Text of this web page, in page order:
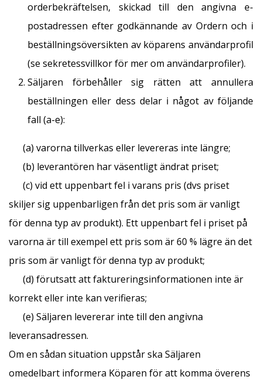
orderbekräftelsen, skickad till den angivna e-
postadressen efter godkännande av Ordern och i
beställningsöversikten av köparens användarprofil
(se sekretessvillkor för mer om användarprofiler).
Säljaren förbehåller sig rätten att annullera
beställningen eller dess delar i något av följande
fall (a-e):
(a) varorna tillverkas eller levereras inte längre;
(b) leverantören har väsentligt ändrat priset;
(c) vid ett uppenbart fel i varans pris (dvs priset
skiljer sig uppenbarligen från det pris som är vanligt
för denna typ av produkt). Ett uppenbart fel i priset på
varorna är till exempel ett pris som är 60 % lägre än det
pris som är vanligt för denna typ av produkt;
(d) förutsatt att faktureringsinformationen inte är
korrekt eller inte kan verifieras;
(e) Säljaren levererar inte till den angivna
leveransadressen.
Om en sådan situation uppstår ska Säljaren
omedelbart informera Köparen för att komma överens